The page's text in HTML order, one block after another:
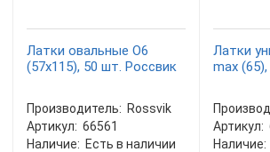
Латки овальные О6
(57х115), 50 шт. Россвик
Производитель: Rossvik
Артикул: 66561
Наличие: Есть в наличии
Латки
max
Артикул:
Наличие: